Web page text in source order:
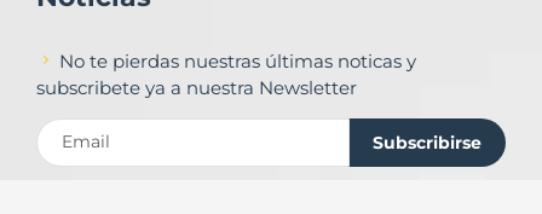
No te pierdas nuestras últimas noticas y
subscribete ya a nuestra Newsletter
Subscribirse